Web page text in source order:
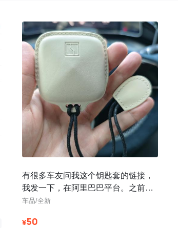
有很多车友问我这个钥匙套的链接，
我发一下，在阿里巴巴平台。之前众
筹过，现在还有部分款式，选代发可
车品/全新
¥50